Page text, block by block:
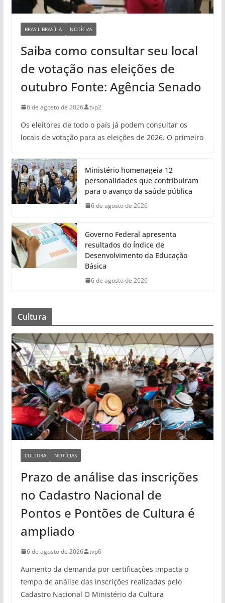
BRASIL BRASÍLIA NOTÍCIAS
Saiba como consultar seu local
de votação nas eleições de
outubro Fonte: Agência Senado
6 de agosto de 2026 tvp2
Os eleitores de todo o país já podem consultar os
locais de votação para as eleições de 2026. O primeiro
Ministério homenageia 12
personalidades que contribuíram
para o avanço da saúde pública
6 de agosto de 2026
Governo Federal apresenta
resultados do Índice de
Desenvolvimento da Educação
Básica
6 de agosto de 2026
Cultura
CULTURA NOTÍCIAS
Prazo de análise das inscrições
no Cadastro Nacional de
Pontos e Pontões de Cultura é
ampliado
6 de agosto de 2026 tvp6
Aumento da demanda por certificações impacta o
tempo de análise das inscrições realizadas pelo
Cadastro Nacional O Ministério da Cultura